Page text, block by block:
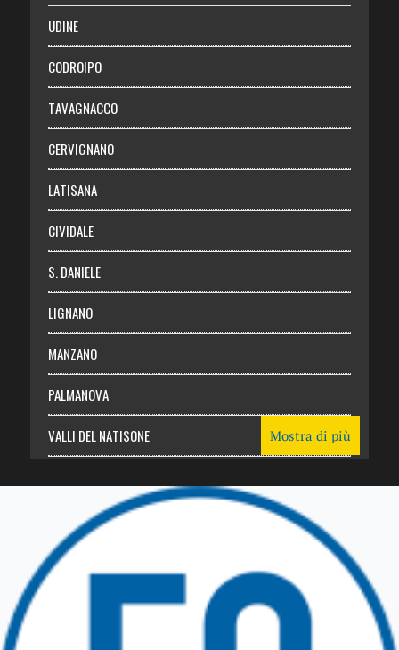
SALUTE
Necrologie
Chi siamo
Abbonati
Login
UDINE
CODROIPO
TAVAGNACCO
CERVIGNANO
LATISANA
CIVIDALE
S. DANIELE
LIGNANO
MANZANO
PALMANOVA
VALLI DEL NATISONE
TRICESIMO
TARCENTO
GEMONA DEL FRIULI
Mostra di più